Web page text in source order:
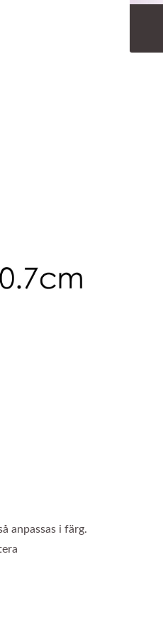
anpassas i färg.